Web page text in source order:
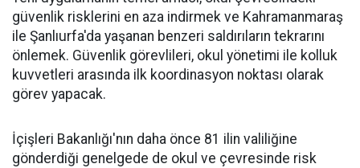
güvenlik risklerini en aza indirmek ve Kahramanmaraş
ile Şanlıurfa'da yaşanan benzeri saldırıların tekrarını
önlemek. Güvenlik görevlileri, okul yönetimi ile kolluk
kuvvetleri arasında ilk koordinasyon noktası olarak
görev yapacak.
İçişleri Bakanlığı'nın daha önce 81 ilin valiliğine
gönderdiği genelgede de okul ve çevresinde risk